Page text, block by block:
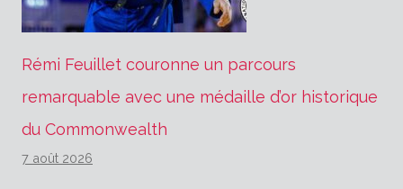
Rémi Feuillet couronne un parcours
remarquable avec une médaille d’or historique
du Commonwealth
7 août 2026